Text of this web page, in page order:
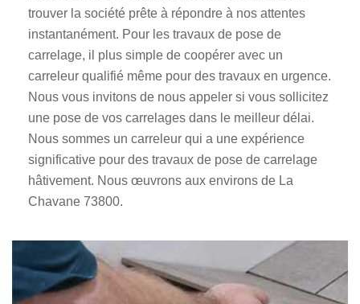
trouver la société prête à répondre à nos attentes
instantanément. Pour les travaux de pose de
carrelage, il plus simple de coopérer avec un
carreleur qualifié même pour des travaux en urgence.
Nous vous invitons de nous appeler si vous sollicitez
une pose de vos carrelages dans le meilleur délai.
Nous sommes un carreleur qui a une expérience
significative pour des travaux de pose de carrelage
hâtivement. Nous œuvrons aux environs de La
Chavane 73800.